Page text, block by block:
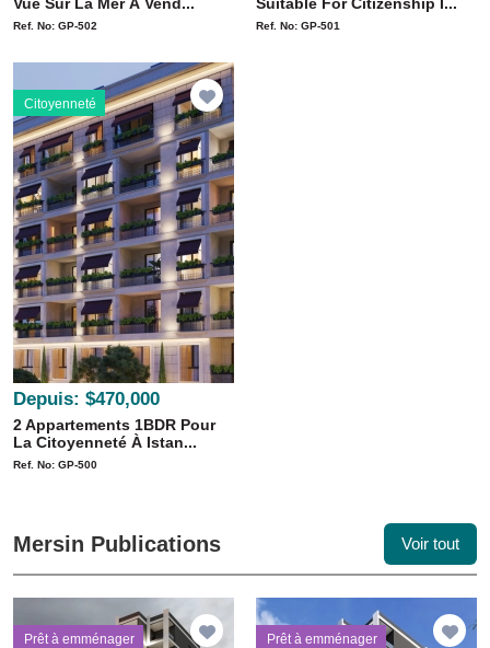
Ref. No: GP-502 Ref. No: GP-501
Citoyenneté
Depuis: $470,000
2 Appartements 1BDR Pour
La Citoyenneté À Istan...
Ref. No: GP-500
Mersin Publications Voir tout
Prêt à emménager Prêt à emménager